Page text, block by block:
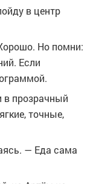
в центр
Но помни:
Если
в прозрачный
точные,
— Еда сама